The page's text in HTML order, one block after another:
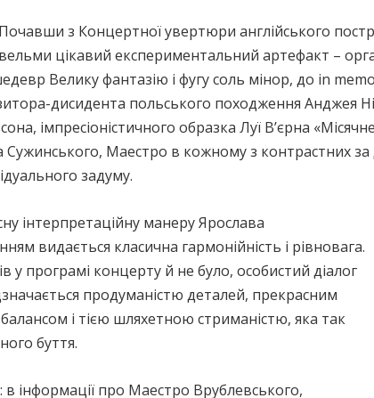
Почавши з Концертної увертюри англійського
вельми цікавий експериментальний артефакт –
Велику фантазію і фугу соль мінор, до in
дисидента польського походження Анджея
імпресіоністичного образка Луї В’єрна
Сужинського, Маестро в кожному з контрастних
задуму.
інтерпретаційну манеру Ярослава
видається класична гармонійність і рівновага.
у програмі концерту й не було, особистий діалог
продуманістю деталей, прекрасним
і тією шляхетною стриманістю, яка так
буття.
про Маестро Врублевського,